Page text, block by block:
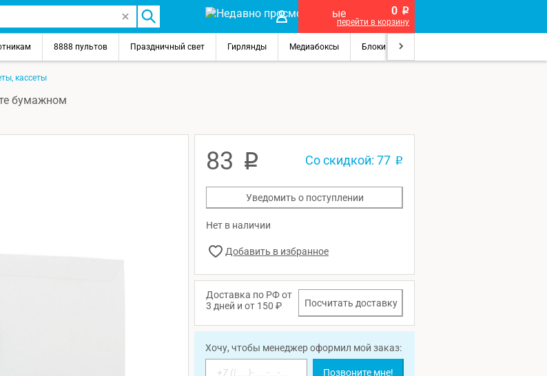
0 p
перейти в корзину
8888 пультов Праздничный свет Гирлянды Медиабоксы Блоки питания
кассеты
бумажном
83 p Со скидкой: 77 p
Уведомить о поступлении
Нет в наличии
Доставка по РФ от
3 дней и от 150 ₽
Посчитать доставку
Хочу, чтобы менеджер оформил мой заказ:
Позвоните мне!